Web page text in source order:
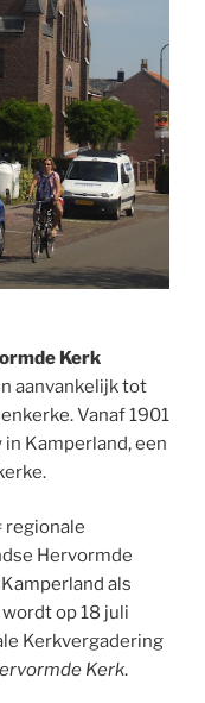
Kerk
aanvankelijk tot
Vanaf 1901
Kamperland, een
regionale
Hervormde
als
op 18 juli
Kerkvergadering
Kerk.